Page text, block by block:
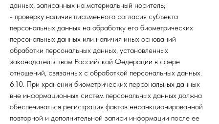
данных, записанных на материальный носитель;
- проверку наличия письменного согласия субъекта
персональных данных на обработку его биометрических
персональных данных или наличия иных оснований
обработки персональных данных, установленных
законодательством Российской Федерации в сфере
отношений, связанных с обработкой персональных данных.
6.10. При хранении биометрических персональных данных
вне информационных систем персональных данных должна
обеспечиваться регистрация фактов несанкционированной
повторной и дополнительной записи информации после ее